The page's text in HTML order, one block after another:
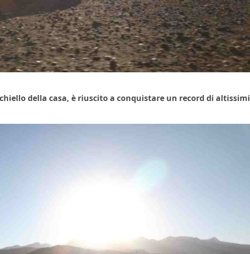
della casa, è riuscito a conquistare un record di altissimi